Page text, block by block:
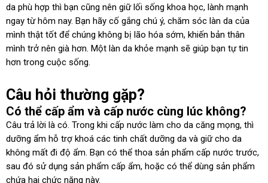
da phù hợp thì bạn cũng nên giữ lối sống khoa học, lành mạnh
ngay từ hôm nay. Bạn hãy cố gắng chú ý, chăm sóc làn da của
mình thật tốt để chúng không bị lão hóa sớm, khiến bản thân
mình trở nên già hơn. Một làn da khỏe mạnh sẽ giúp bạn tự tin
hơn trong cuộc sống.
Câu hỏi thường gặp?
Có thể cấp ẩm và cấp nước cùng lúc không?
Câu trả lời là có. Trong khi cấp nước làm cho da căng mọng, thì
dưỡng ẩm hỗ trợ khoá các tinh chất dưỡng da và giữ cho da
không mất đi độ ẩm. Bạn có thể thoa sản phẩm cấp nước trước,
sau đó sử dụng sản phẩm cấp ẩm, hoặc có thể dùng sản phẩm
chứa hai chức năng này.